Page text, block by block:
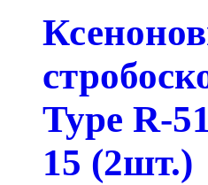
Type R-
15 (2шт.)